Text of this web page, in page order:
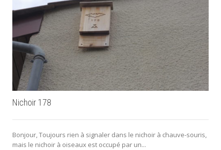
Nichoir 178
Bonjour, Toujours rien à signaler dans le nichoir à chauve-souris,
mais le nichoir à oiseaux est occupé par un...